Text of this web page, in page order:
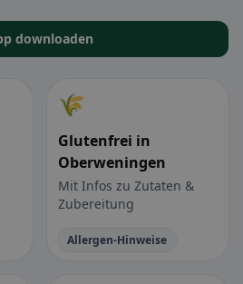
downloaden
🌾
Glutenfrei in
Oberweningen
Mit Infos zu Zutaten &
Zubereitung
Allergen-Hinweise